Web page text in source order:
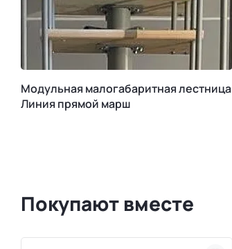
Модульная малогабаритная лестница
Линия прямой марш
Покупают вместе